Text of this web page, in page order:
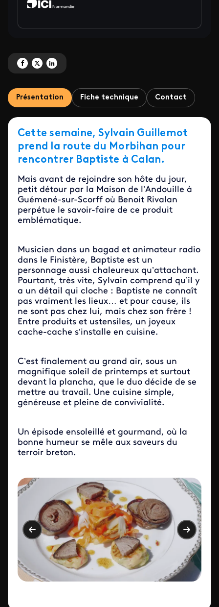
Partagez 'Homard et cordon bleu <br/> Dans la cuisine de Baptiste' sur
Partagez 'Homard et cordon bleu <br/> Dans la cuisine de Baptiste'
Partagez 'Homard et cordon bleu <br/> Dans la cuisine de
Présentation Fiche technique Contact
Cette semaine, Sylvain Guillemot
prend la route du Morbihan pour
rencontrer Baptiste à Calan.
Mais avant de rejoindre son hôte du jour,
petit détour par la Maison de l’Andouille à
Guémené-sur-Scorff où Benoit Rivalan
perpétue le savoir-faire de ce produit
emblématique.
Musicien dans un bagad et animateur radio
dans le Finistère, Baptiste est un
personnage aussi chaleureux qu’attachant.
Pourtant, très vite, Sylvain comprend qu’il y
a un détail qui cloche : Baptiste ne connaît
pas vraiment les lieux… et pour cause, ils
ne sont pas chez lui, mais chez son frère !
Entre produits et ustensiles, un joyeux
cache-cache s’installe en cuisine.
C’est finalement au grand air, sous un
magnifique soleil de printemps et surtout
devant la plancha, que le duo décide de se
mettre au travail. Une cuisine simple,
généreuse et pleine de convivialité.
Un épisode ensoleillé et gourmand, où la
bonne humeur se mêle aux saveurs du
terroir breton.